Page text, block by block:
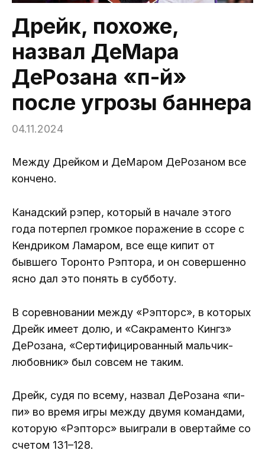
Дрейк, похоже,
назвал ДеМара
ДеРозана «п-й»
после угрозы баннера
04.11.2024
Между Дрейком и ДеМаром ДеРозаном все
кончено.
Канадский рэпер, который в начале этого
года потерпел громкое поражение в ссоре с
Кендриком Ламаром, все еще кипит от
бывшего Торонто Рэптора, и он совершенно
ясно дал это понять в субботу.
В соревновании между «Рэпторс», в которых
Дрейк имеет долю, и «Сакраменто Кингз»
ДеРозана, «Сертифицированный мальчик-
любовник» был совсем не таким.
Дрейк, судя по всему, назвал ДеРозана «пи-
пи» во время игры между двумя командами,
которую «Рэпторс» выиграли в овертайме со
счетом 131–128.